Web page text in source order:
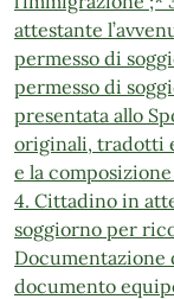
attestante
permesso di
permesso di
presentata allo
originali, tradotti
e la
4. Cittadino in
soggiorno per
Documentazione
documento